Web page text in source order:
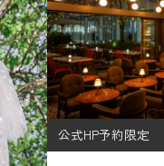
公式HP予約限定